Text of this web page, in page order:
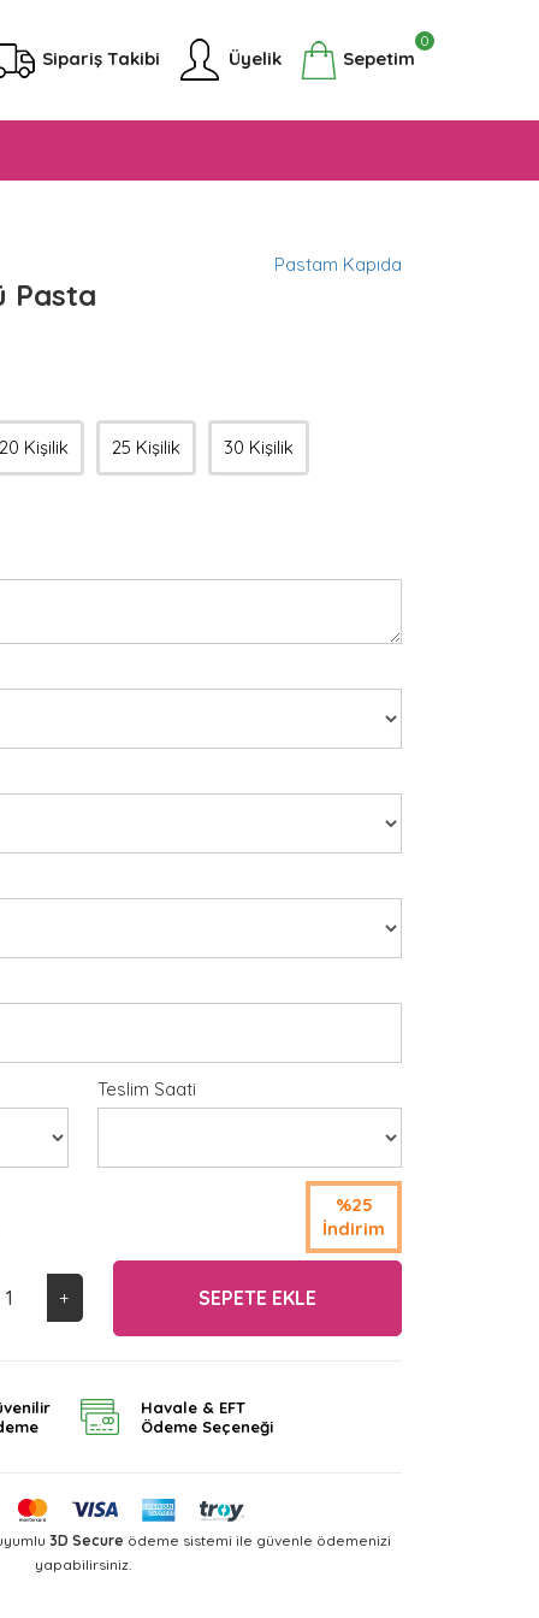
Sipariş Takibi Üyelik Sepetim
0
Pastam Kapıda
Pasta
20 Kişilik 25 Kişilik 30 Kişilik
Teslim Saati
%25
İndirim
+ SEPETE EKLE
Havale & EFT
Ödeme Seçeneği
3D Secure ödeme sistemi ile güvenle ödemenizi
yapabilirsiniz.